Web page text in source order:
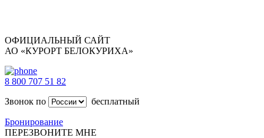
ОФИЦИАЛЬНЫЙ САЙТ
АО «КУРОРТ БЕЛОКУРИХА»
8 800 707 51 82
Звонок по
бесплатный
Бронирование
ПЕРЕЗВОНИТЕ МНЕ